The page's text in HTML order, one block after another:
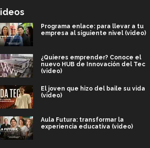
Programa enlace: para llevar a tu
empresa al siguiente nivel (video)
¿Quieres emprender? Conoce el
nuevo HUB de Innovación del Tec
(video)
El joven que hizo del baile su vida
(video)
Aula Futura: transformar la
experiencia educativa (video)